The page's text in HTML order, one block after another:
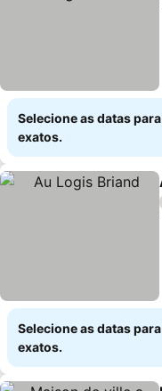
Selecione as datas
exatos.
Selecione as datas
exatos.